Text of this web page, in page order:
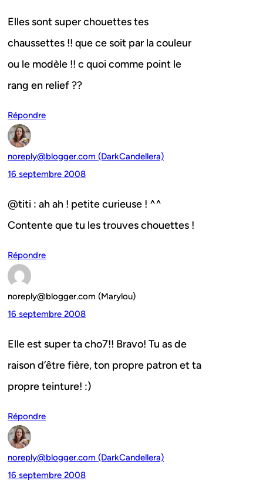
Elles sont super chouettes tes
chaussettes !! que ce soit par la couleur
ou le modèle !! c quoi comme point le
rang en relief ??
Répondre
noreply@blogger.com (DarkCandellera)
16 septembre 2008
@titi : ah ah ! petite curieuse ! ^^
Contente que tu les trouves chouettes !
Répondre
noreply@blogger.com (Marylou)
16 septembre 2008
Elle est super ta cho7!! Bravo! Tu as de
raison d’être fière, ton propre patron et ta
propre teinture! :)
Répondre
noreply@blogger.com (DarkCandellera)
16 septembre 2008